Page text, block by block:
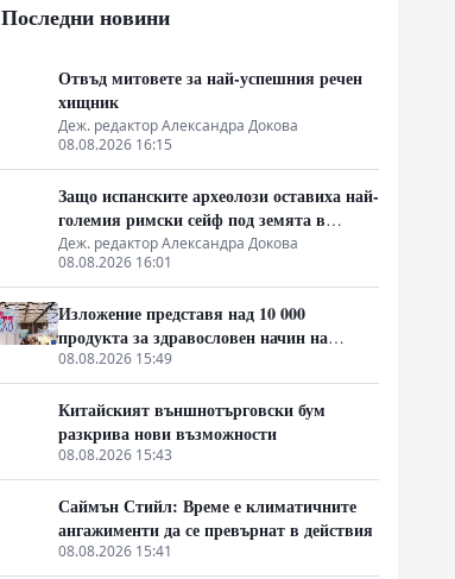
Последни новини
Отвъд митовете за най-успешния речен
хищник
Деж. редактор Александра Докова
08.08.2026 16:15
Защо испанските археолози оставиха най-
големия римски сейф под земята в
продължение на 23 години
Деж. редактор Александра Докова
08.08.2026 16:01
Изложение представя над 10 000
продукта за здравословен начин на
живот от Гуандун и Макао
08.08.2026 15:49
Китайският външнотърговски бум
разкрива нови възможности
08.08.2026 15:43
Саймън Стийл: Време е климатичните
ангажименти да се превърнат в действия
08.08.2026 15:41